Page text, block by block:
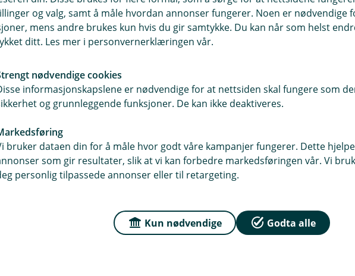
n
d
u
)
noen som virkelig forstår. I Kreftkompassets digitale
har vært gjennom lignende opplevelser. Her kan
og finne motivasjon til å bygge opp en
livet.
dette kurset?
til deg som har fått utbetaling etter
av disse forsikringene:
(kjøpt etter 13. oktober 2025)
og valg, samt å måle hvordan annonser fungerer. Noen er nødvendige
mens andre brukes kun hvis du gir samtykke. Du kan når som helst
ditt. Les mer i personvernerklæringen vår.
nødvendige cookies
informasjonskapslene er nødvendige for at nettsiden skal fungere som
og grunnleggende funksjoner. De kan ikke deaktiveres.
bruker dataen din for å måle hvor godt våre kampanjer fungerer. Dette
som gir resultater, slik at vi kan forbedre markedsføringen vår. Vi
personlig tilpassede annonser eller til retargeting.
Kun nødvendige Godta alle